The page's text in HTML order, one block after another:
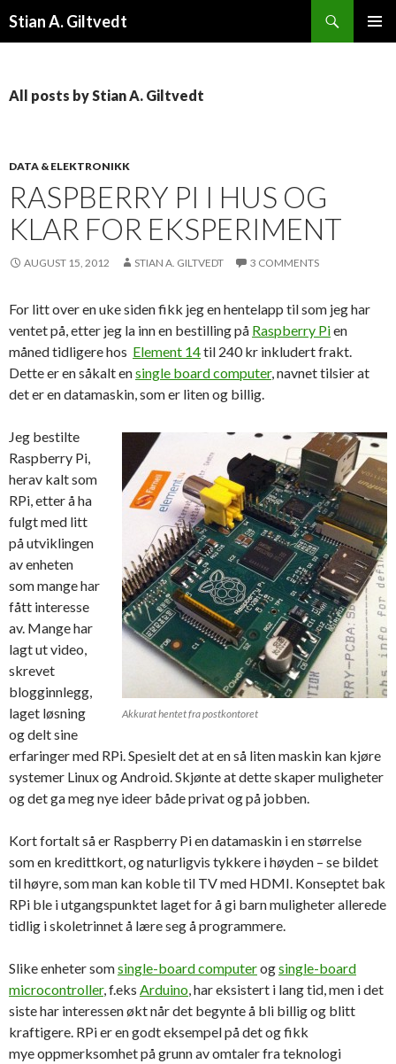
Stian A. Giltvedt
All posts by Stian A. Giltvedt
DATA & ELEKTRONIKK
RASPBERRY PI I HUS OG
KLAR FOR EKSPERIMENT
AUGUST 15, 2012 STIAN A. GILTVEDT 3 COMMENTS
For litt over en uke siden fikk jeg en hentelapp til som jeg har
ventet på, etter jeg la inn en bestilling på Raspberry Pien
måned tidligere hos Element 14til 240 kr inkludert frakt.
Dette er en såkalt ensingle board computer, navnet tilsier at
det er en datamaskin, som er liten og billig.
Akkurat hentet fra postkontoret
Jeg bestilte
Raspberry Pi,
herav kalt som
RPi, etter å ha
fulgt med litt
på utviklingen
av enheten
som mange har
fått interesse
av. Mange har
lagt ut video,
skrevet
blogginnlegg,
laget løsning
og delt sine
erfaringer med RPi. Spesielt det at en så liten maskin kan kjøre
systemer Linux og Android. Skjønte at dette skaper muligheter
og det ga meg nye ideer både privat og på jobben.
Kort fortalt så er Raspberry Pi en datamaskin i en størrelse
som en kredittkort, og naturligvis tykkere i høyden – se bildet
til høyre, som man kan koble til TV med HDMI. Konseptet bak
RPi ble i utgangspunktet laget for å gi barn muligheter allerede
tidlig i skoletrinnet å lære seg å programmere.
Slike enheter somsingle-board computerogsingle-board
microcontroller, f.eks Arduino, har eksistert i lang tid, men i det
siste har interessen økt når det begynte å bli billig og blitt
kraftigere. RPi er en godt eksempel på det og fikk
mye oppmerksomhet på grunn av omtaler fra teknologi